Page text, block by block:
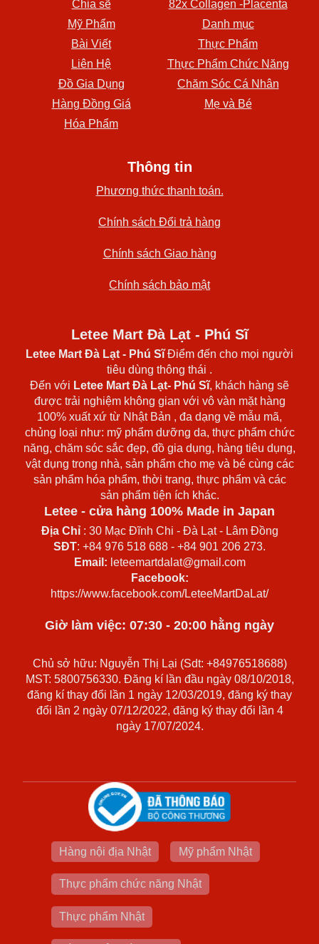
Chia sẽ
82x Collagen -Placenta
Mỹ Phẩm
Danh mục
Bài Viết
Thực Phẩm
Liên Hệ
Thực Phẩm Chức Năng
Đồ Gia Dụng
Chăm Sóc Cá Nhân
Hàng Đồng Giá
Mẹ và Bé
Hóa Phẩm
Thông tin
Phương thức thanh toán.
Chính sách Đổi trả hàng
Chính sách Giao hàng
Chính sách bảo mật
Letee Mart Đà Lạt - Phú Sĩ
Letee Mart Đà Lạt - Phú SĩĐiểm đến cho mọi người
tiêu dùng thông thái .
Đến với Letee Mart Đà Lạt- Phú Sĩ, khách hàng sẽ
được trải nghiệm không gian với vô vàn mặt hàng
100% xuất xứ từ Nhật Bản , đa dạng về mẫu mã,
chủng loại như: mỹ phẩm dưỡng da, thực phẩm chức
năng, chăm sóc sắc đẹp, đồ gia dụng, hàng tiêu dụng,
vật dụng trong nhà, sản phẩm cho mẹ và bé cùng các
sản phẩm hóa phẩm, thời trang, thực phẩm và các
sản phẩm tiện ích khác.
Letee - cửa hàng 100% Made in Japan
Địa Chỉ: 30 Mạc Đĩnh Chi - Đà Lạt - Lâm Đồng
SĐT: +84 976 518 688 - +84 901 206 273.
Email: leteemartdalat@gmail.com
Facebook:
https://www.facebook.com/LeteeMartDaLat/
Giờ làm việc: 07:30 - 20:00 hằng ngày
Chủ sở hữu: Nguyễn Thị Lại (Sdt: +84976518688)
MST: 5800756330. Đăng kí lần đầu ngày 08/10/2018,
đăng kí thay đổi lần 1 ngày 12/03/2019, đăng ký thay
đổi lần 2 ngày 07/12/2022, đăng ký thay đổi lần 4
ngày 17/07/2024.
Hàng nội địa Nhật Mỹ phẩm Nhật
Thực phẩm chức năng Nhật
Thực phẩm Nhật